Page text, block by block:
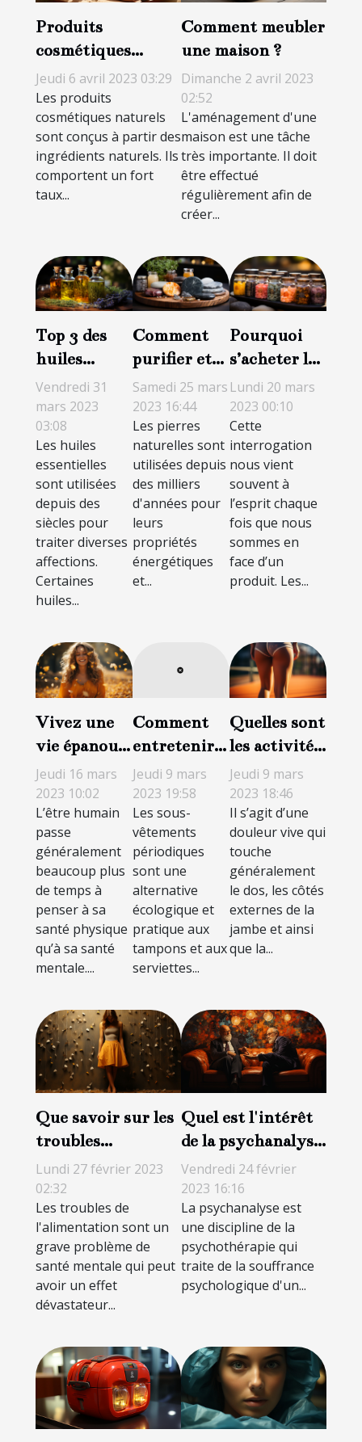
Produits
cosmétiques
naturels : les
incontournable
pour la peau
Jeudi 6 avril 2023 03:29
Les produits
cosmétiques naturels
sont conçus à partir des
ingrédients naturels. Ils
comportent un fort
taux...
Comment meubler
une maison ?
Dimanche 2 avril 2023
02:52
L'aménagement d'une
maison est une tâche
très importante. Il doit
être effectué
régulièrement afin de
créer...
Top 3 des
huiles
essentielles
les plus
efficaces
Vendredi 31
mars 2023
03:08
Les huiles
essentielles
sont utilisées
depuis des
siècles pour
traiter diverses
affections.
Certaines
huiles...
Comment
purifier et
recharger
une pierre
naturelle ?
Samedi 25 mars
2023 16:44
Les pierres
naturelles sont
utilisées depuis
des milliers
d'années pour
leurs
propriétés
énergétiques
et...
Pourquoi
s’acheter les
résines de
CBD en
ligne ?
Lundi 20 mars
2023 00:10
Cette
interrogation
nous vient
souvent à
l’esprit chaque
fois que nous
sommes en
face d’un
produit. Les...
Vivez une
vie épanouie
avec moins
de stress et
de
dépression :
Découvrez
les aptitudes
à adopter
pour avoir
une bonne
santé
Jeudi 16 mars
2023 10:02
L’être humain
passe
généralement
beaucoup plus
de temps à
penser à sa
santé physique
qu’à sa santé
mentale....
Comment
entretenir
sa culotte
menstruelle
?
Jeudi 9 mars
2023 19:58
Les sous-
vêtements
périodiques
sont une
alternative
écologique et
pratique aux
tampons et aux
serviettes...
Quelles sont
les activités
sportives à
faire et à
éviter en cas
de sciatique
?
Jeudi 9 mars
2023 18:46
Il s’agit d’une
douleur vive qui
touche
généralement
le dos, les côtés
externes de la
jambe et ainsi
que la...
Que savoir sur les
troubles
alimentaires ?
Lundi 27 février 2023
02:32
Les troubles de
l'alimentation sont un
grave problème de
santé mentale qui peut
avoir un effet
dévastateur...
Quel est l'intérêt
de la psychanalyse
?
Vendredi 24 février
2023 16:16
La psychanalyse est
une discipline de la
psychothérapie qui
traite de la souffrance
psychologique d'un...